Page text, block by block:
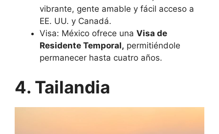
vibrante, gente amable y fácil acceso a
EE. UU. y Canadá.
Visa: México ofrece una Visa de
Residente Temporal, permitiéndole
permanecer hasta cuatro años.
4. Tailandia